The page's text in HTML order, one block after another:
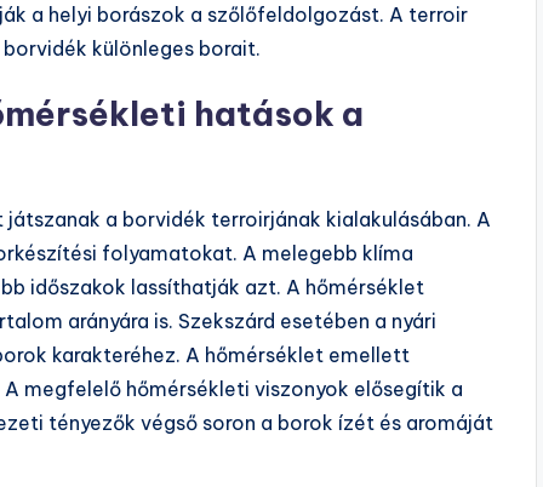
a helyi borászok a szőlőfeldolgozást. A terroir
különleges borait.
hatások a
a borvidék terroirjának kialakulásában. A
folyamatokat. A melegebb klíma
időszakok lassíthatják azt. A hőmérséklet
arányára is. Szekszárd esetében a nyári
karakteréhez. A hőmérséklet emellett
megfelelő hőmérsékleti viszonyok elősegítik a
tényezők végső soron a borok ízét és aromáját